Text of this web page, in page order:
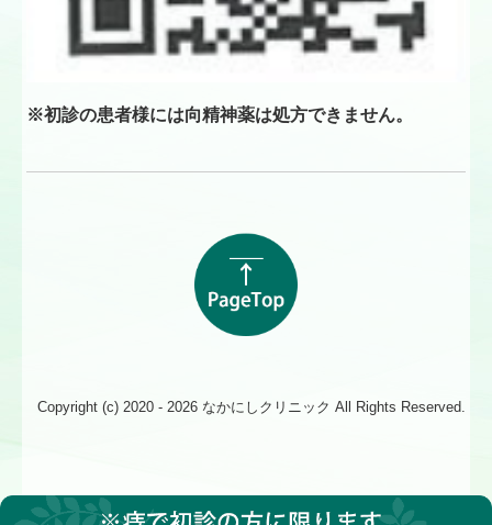
※初診の患者様には向精神薬は処方できません。
Copyright (c) 2020 - 2026 なかにしクリニック All Rights Reserved.